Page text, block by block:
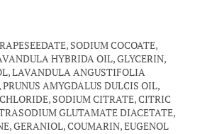
SODIUM COCOATE,
HYBRIDA OIL, GLYCERIN,
LAVANDULA ANGUSTIFOLIA
PRUNUS AMYGDALUS DULCIS OIL,
SODIUM CITRATE, CITRIC
GLUTAMATE DIACETATE,
GERANIOL, COUMARIN, EUGENOL